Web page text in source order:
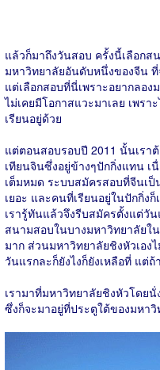
แล้วก็มาถึงวันสอบ ครั้งนี้เลือกส
มหาวิทยาลัยอันดับหนึ่งของจีน
แต่เลือกสอบที่นี่เพราะอยากลอ
ไม่เคยมีโอกาสแวะมาเลย เพร
เรียนอยู่ด้วย
แต่ตอนสอบรอบปี 2011 นั้นเรา
เทียนจินซึ่งอยู่ข้างๆปักกิ่งแทน
เต็มหมด ระบบสมัครสอบที่จีนเ
เยอะ และคนที่เรียนอยู่ในปักกิ่ง
เรารู้ทันแล้วจึงรีบสมัครตั้งแต่วั
สนามสอบในบางมหาวิทยาลัยใ
มาก ส่วนมหาวิทยาลัยชิงหัวเอง
วันแรกละก็ยังไงก็ยังเหลือที่ แต่
เรามาที่มหาวิทยาลัยชิงหัวโดย
ซึ่งก็จะมาอยู่ที่ประตูใต้ของมหา